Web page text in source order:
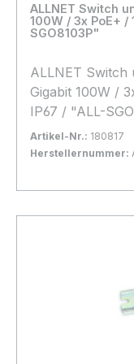
ALLNET Switch
100W / 3x PoE+ /
SGO8103P"
ALLNET Switch
Gigabit 100W /
IP67 / "ALL-SGO8103P"
Ports mit PoE
30Watt pro Port, 1x SFP Ports für LWL-
3 max. PoE IEEE802.3at
SGO8103P ist
einem
untergebracht
PoE-Ports
Artikel-Nr.: 180817
Herstellernummer:
In den